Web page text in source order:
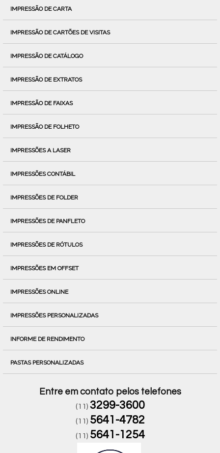
IMPRESSÃO DE CARTA
IMPRESSÃO DE CARTÕES DE VISITAS
IMPRESSÃO DE CATÁLOGO
IMPRESSÃO DE EXTRATOS
IMPRESSÃO DE FAIXAS
IMPRESSÃO DE FOLHETO
IMPRESSÕES A LASER
IMPRESSÕES CONTÁBIL
IMPRESSÕES DE FOLDER
IMPRESSÕES DE PANFLETO
IMPRESSÕES DE RÓTULOS
IMPRESSÕES EM OFFSET
IMPRESSÕES ONLINE
IMPRESSÕES PERSONALIZADAS
INFORME DE RENDIMENTO
PASTAS PERSONALIZADAS
Entre em contato pelos telefones
(11) 3299-3600
(11) 5641-4782
(11) 5641-1254